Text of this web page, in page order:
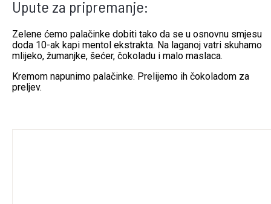
Upute za pripremanje:
Zelene ćemo palačinke dobiti tako da se u osnovnu smjesu
doda 10-ak kapi mentol ekstrakta. Na laganoj vatri skuhamo
mlijeko, žumanjke, šećer, čokoladu i malo maslaca.
Kremom napunimo palačinke. Prelijemo ih čokoladom za
preljev.